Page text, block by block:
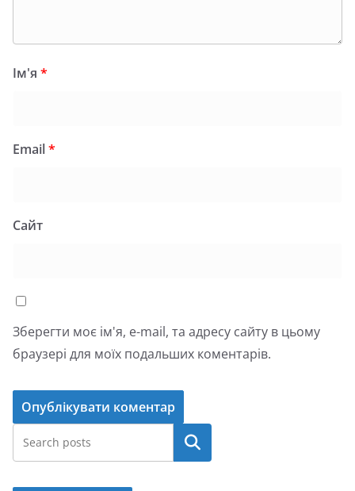
Ім'я *
Email*
Сайт
Зберегти моє ім'я, e-mail, та адресу сайту в цьому
браузері для моїх подальших коментарів.
Пошук